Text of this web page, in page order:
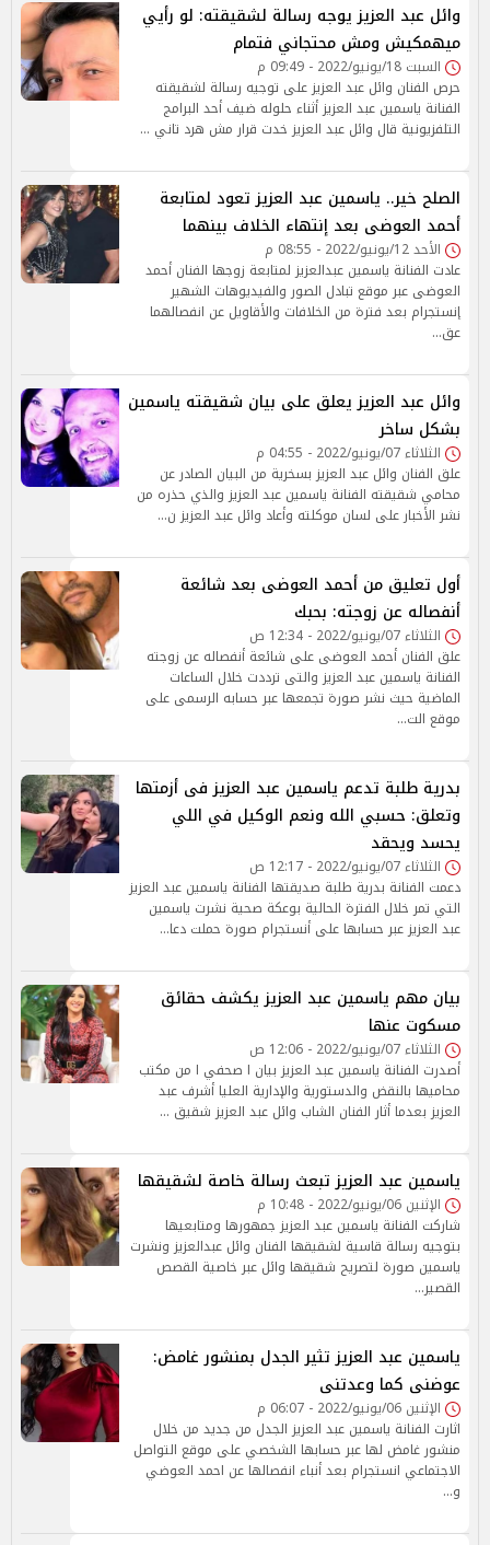
وائل عبد العزيز يوجه رسالة لشقيقته: لو رأيي
ميهمكيش ومش محتجاني فتمام
السبت 18/يونيو/2022 - 09:49 م
حرص الفنان وائل عبد العزيز على توجيه رسالة لشقيقته
الفنانة ياسمين عبد العزيز أثناء حلوله ضيف أحد البرامج
التلفزيونية قال وائل عبد العزيز خدت قرار مش هرد تاني …
الصلح خير.. ياسمين عبد العزيز تعود لمتابعة
أحمد العوضى بعد إنتهاء الخلاف بينهما
الأحد 12/يونيو/2022 - 08:55 م
عادت الفنانة ياسمين عبدالعزيز لمتابعة زوجها الفنان أحمد
العوضى عبر موقع تبادل الصور والفيديوهات الشهير
إنستجرام بعد فترة من الخلافات والأقاويل عن انفصالهما
عق…
وائل عبد العزيز يعلق على بيان شقيقته ياسمين
بشكل ساخر
الثلاثاء 07/يونيو/2022 - 04:55 م
علق الفنان وائل عبد العزيز بسخرية من البيان الصادر عن
محامي شقيقته الفنانة ياسمين عبد العزيز والذي حذره من
نشر الأخبار على لسان موكلته وأعاد وائل عبد العزيز ن…
أول تعليق من أحمد العوضى بعد شائعة
أنفصاله عن زوجته: بحبك
الثلاثاء 07/يونيو/2022 - 12:34 ص
علق الفنان أحمد العوضى على شائعة أنفصاله عن زوجته
الفنانة ياسمين عبد العزيز والتى ترددت خلال الساعات
الماضية حيث نشر صورة تجمعها عبر حسابه الرسمى على
موقع الت…
بدرية طلبة تدعم ياسمين عبد العزيز فى أزمتها
وتعلق: حسبي الله ونعم الوكيل في اللي
يحسد ويحقد
الثلاثاء 07/يونيو/2022 - 12:17 ص
دعمت الفنانة بدرية طلبة صديقتها الفنانة ياسمين عبد العزيز
التي تمر خلال الفترة الحالية بوعكة صحية نشرت ياسمين
عبد العزيز عبر حسابها على أنستجرام صورة حملت دعا…
بيان مهم ياسمين عبد العزيز يكشف حقائق
مسكوت عنها
الثلاثاء 07/يونيو/2022 - 12:06 ص
أصدرت الفنانة ياسمين عبد العزيز بيان ا صحفي ا من مكتب
محاميها بالنقض والدستورية والإدارية العليا أشرف عبد
العزيز بعدما أثار الفنان الشاب وائل عبد العزيز شقيق …
ياسمين عبد العزيز تبعث رسالة خاصة لشقيقها
الإثنين 06/يونيو/2022 - 10:48 م
شاركت الفنانة ياسمين عبد العزيز جمهورها ومتابعيها
بتوجيه رسالة قاسية لشقيقها الفنان وائل عبدالعزيز ونشرت
ياسمين صورة لتصريح شقيقها وائل عبر خاصية القصص
القصير…
ياسمين عبد العزيز تثير الجدل بمنشور غامض:
عوضنى كما وعدتنى
الإثنين 06/يونيو/2022 - 06:07 م
اثارت الفنانة ياسمين عبد العزيز الجدل من جديد من خلال
منشور غامض لها عبر حسابها الشخصي على موقع التواصل
الاجتماعي انستجرام بعد أنباء انفصالها عن احمد العوضي
و…